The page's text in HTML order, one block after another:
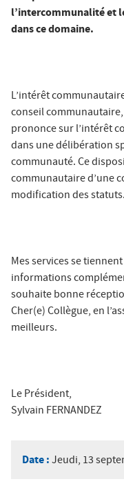
l’intercommunalité et
dans ce domaine.
L’intérêt
conseil communautaire,
prononce sur l’intérêt
dans une délibération
communauté. Ce
communautaire d’une
modification des statuts.
Mes services se
informations
souhaite bonne
Cher(e) Collègue, en
meilleurs.
Le Président,
Sylvain FERNANDEZ
Date : Jeudi, 13